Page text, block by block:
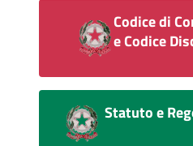
Codice di
e Codice
Statuto e